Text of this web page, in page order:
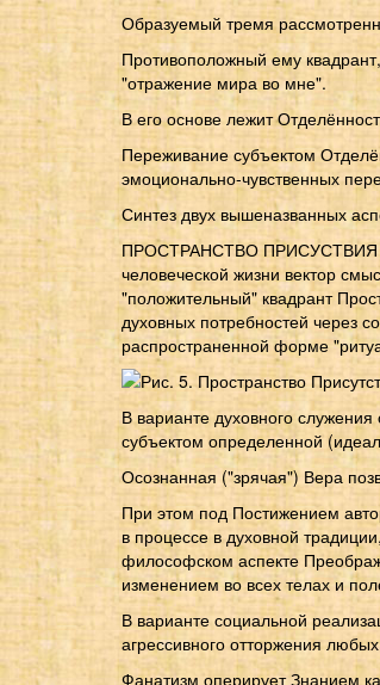
Образуемый тремя
Противоположный ему
"отражение мира во мне".
В его основе лежит
Переживание субъектом
эмоционально-чувственных
Синтез двух вышеназванных
ПРОСТРАНСТВО ПРИСУСТВИЯ в
человеческой жизни вектор
"положительный" квадрант
духовных потребностей через
распространенной форме
В варианте духовного
субъектом определенной
Осознанная ("зрячая") Вера
При этом под Постижением
в процессе в духовной
философском аспекте
изменением во всех телах и
В варианте социальной
агрессивного отторжения
Фанатизм оперирует Знанием